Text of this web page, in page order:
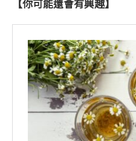
【你可能還會有興趣】